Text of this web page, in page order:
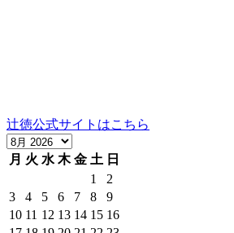
辻徳公式サイトはこちら
月 火 水 木 金 土 日
1
2
3
4 5 6 7 8
9
10 11 12 13 14 15 16